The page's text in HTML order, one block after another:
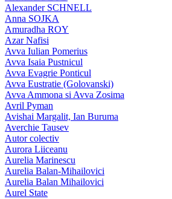
Alexander SCHNELL
Anna SOJKA
Amuradha ROY
Azar Nafisi
Avva Iulian Pomerius
Avva Isaia Pustnicul
Avva Evagrie Ponticul
Avva Eustratie (Golovanski)
Avva Ammona si Avva Zosima
Avril Pyman
Avishai Margalit, Ian Buruma
Averchie Tausev
Autor colectiv
Aurora Liiceanu
Aurelia Marinescu
Aurelia Balan-Mihailovici
Aurelia Balan Mihailovici
Aurel State